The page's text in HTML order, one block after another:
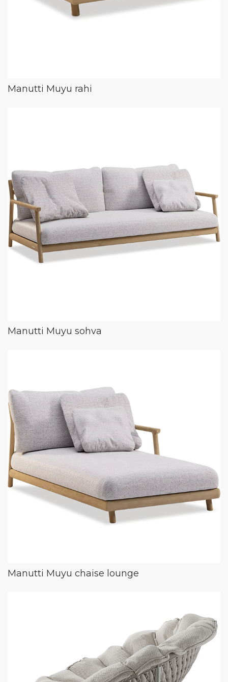
Manutti Muyu rahi
Manutti Muyu sohva
Manutti Muyu chaise lounge